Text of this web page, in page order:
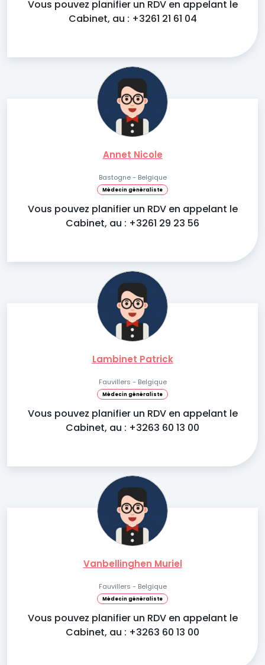
Vous pouvez planifier un RDV en appelant le
Cabinet, au : +3261 21 61 04
Annet Nicole
Bastogne - Belgique
Médecin généraliste
Vous pouvez planifier un RDV en appelant le
Cabinet, au : +3261 29 23 56
Lambinet Patrick
Fauvillers - Belgique
Médecin généraliste
Vous pouvez planifier un RDV en appelant le
Cabinet, au : +3263 60 13 00
Vanbellinghen Muriel
Fauvillers - Belgique
Médecin généraliste
Vous pouvez planifier un RDV en appelant le
Cabinet, au : +3263 60 13 00